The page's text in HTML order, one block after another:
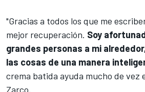
"Gracias a todos los que me
mejor recuperación. Soy
grandes personas a mi
las cosas de una manera
crema batida ayuda mucho de vez
Zarco.